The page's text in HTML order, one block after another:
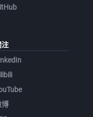
注
博